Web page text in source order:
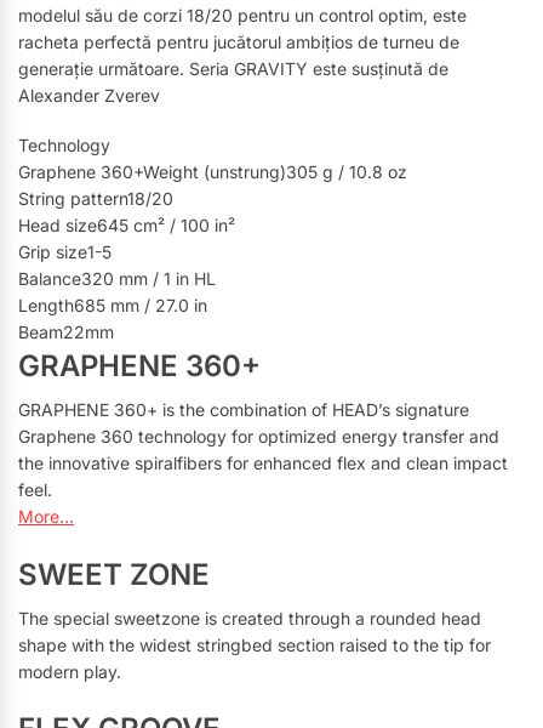
modelul său de corzi 18/20 pentru un control optim, este
racheta perfectă pentru jucătorul ambițios de turneu de
generație următoare. Seria GRAVITY este susținută de
Alexander Zverev
Technology
Graphene 360+Weight (unstrung)305 g / 10.8 oz
String pattern18/20
Head size645 cm² / 100 in²
Grip size1-5
Balance320 mm / 1 in HL
Length685 mm / 27.0 in
Beam22mm
GRAPHENE 360+
GRAPHENE 360+ is the combination of HEAD’s signature
Graphene 360 technology for optimized energy transfer and
the innovative spiralfibers for enhanced flex and clean impact
feel.
More…
SWEET ZONE
The special sweetzone is created through a rounded head
shape with the widest stringbed section raised to the tip for
modern play.